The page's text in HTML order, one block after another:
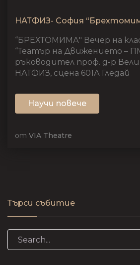
НАТФИЗ- София
“БРЕХТОМИМА" Вечер на
“Театър на Движението –
ръководител проф. д-р
НАТФИЗ, сцена 601А Гледай
Научи повече
от VIA Theatre
Търси събитие
Search for: